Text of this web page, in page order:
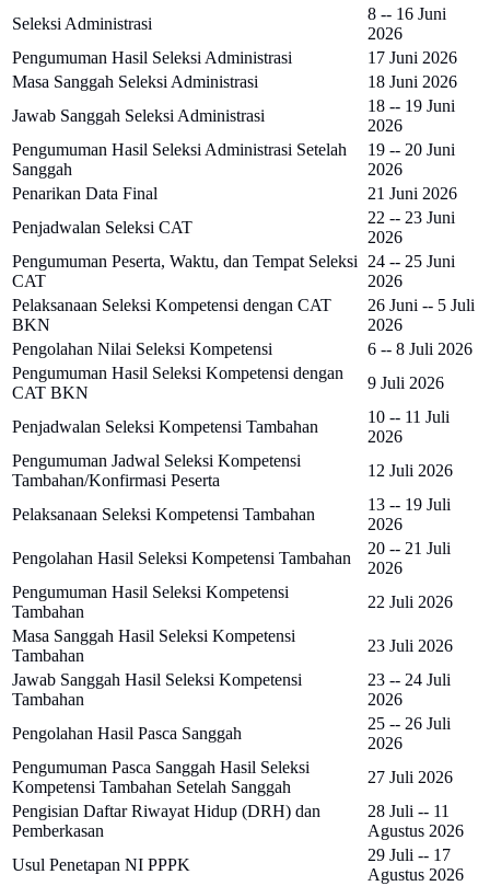
Seleksi Administrasi
8 -- 16 Juni
2026
Pengumuman Hasil Seleksi Administrasi
17 Juni 2026
Masa Sanggah Seleksi Administrasi
18 Juni 2026
Jawab Sanggah Seleksi Administrasi
18 -- 19 Juni
2026
Pengumuman Hasil Seleksi Administrasi Setelah
Sanggah
19 -- 20 Juni
2026
Penarikan Data Final
21 Juni 2026
Penjadwalan Seleksi CAT
22 -- 23 Juni
2026
Pengumuman Peserta, Waktu, dan Tempat Seleksi
CAT
24 -- 25 Juni
2026
Pelaksanaan Seleksi Kompetensi dengan CAT
BKN
26 Juni -- 5 Juli
2026
Pengolahan Nilai Seleksi Kompetensi
6 -- 8 Juli 2026
Pengumuman Hasil Seleksi Kompetensi dengan
CAT BKN
9 Juli 2026
Penjadwalan Seleksi Kompetensi Tambahan
10 -- 11 Juli
2026
Pengumuman Jadwal Seleksi Kompetensi
Tambahan/Konfirmasi Peserta
12 Juli 2026
Pelaksanaan Seleksi Kompetensi Tambahan
13 -- 19 Juli
2026
Pengolahan Hasil Seleksi Kompetensi Tambahan
20 -- 21 Juli
2026
Pengumuman Hasil Seleksi Kompetensi
Tambahan
22 Juli 2026
Masa Sanggah Hasil Seleksi Kompetensi
Tambahan
23 Juli 2026
Jawab Sanggah Hasil Seleksi Kompetensi
Tambahan
23 -- 24 Juli
2026
Pengolahan Hasil Pasca Sanggah
25 -- 26 Juli
2026
Pengumuman Pasca Sanggah Hasil Seleksi
Kompetensi Tambahan Setelah Sanggah
27 Juli 2026
Pengisian Daftar Riwayat Hidup (DRH) dan
Pemberkasan
28 Juli -- 11
Agustus 2026
Usul Penetapan NI PPPK
29 Juli -- 17
Agustus 2026